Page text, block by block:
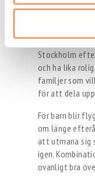
upplevelsen.
Indoor
många andra
Stockholm
och ha lika
familjer som
för att dela
För barn blir
om länge
att utmana sig
igen.
ovanligt bra